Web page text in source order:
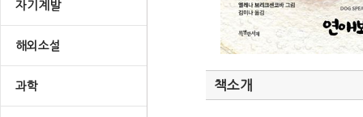
자기계발
해외소설
과학 책소개